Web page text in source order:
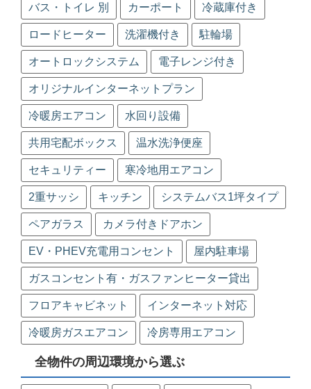
バス・トイレ 別 カーポート 冷蔵庫付き
ロードヒーター 洗濯機付き 駐輪場
オートロックシステム 電子レンジ付き
オリジナルインターネットプラン
冷暖房エアコン 水回り設備
共用宅配ボックス 温水洗浄便座
セキュリティー 寒冷地用エアコン
2重サッシ キッチン システムバス1坪タイプ
ペアガラス カメラ付きドアホン
EV・PHEV充電用コンセント 屋内駐車場
ガスコンセント有・ガスファンヒーター貸出
フロアキャビネット インターネット対応
冷暖房ガスエアコン 冷房専用エアコン
全物件の周辺環境から選ぶ